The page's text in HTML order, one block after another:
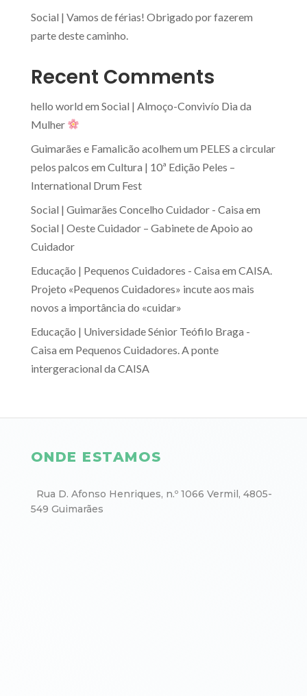
Social | Vamos de férias! Obrigado por fazerem
parte deste caminho.
Recent Comments
hello world em Social | Almoço-Convivío Dia da
Mulher
Guimarães e Famalicão acolhem um PELES a circular
pelos palcos em Cultura | 10ª Edição Peles –
International Drum Fest
Social | Guimarães Concelho Cuidador - Caisa em
Social | Oeste Cuidador – Gabinete de Apoio ao
Cuidador
Educação | Pequenos Cuidadores - Caisa em CAISA.
Projeto «Pequenos Cuidadores» incute aos mais
novos a importância do «cuidar»
Educação | Universidade Sénior Teófilo Braga -
Caisa em Pequenos Cuidadores. A ponte
intergeracional da CAISA
ONDE ESTAMOS
Rua D. Afonso Henriques, n.º 1066 Vermil, 4805-
549 Guimarães